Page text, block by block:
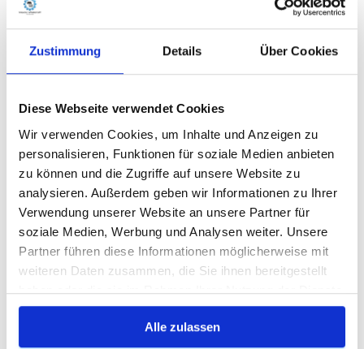
Zustimmung Details Über Cookies
Diese Webseite verwendet Cookies
Wir verwenden Cookies, um Inhalte und Anzeigen zu
personalisieren, Funktionen für soziale Medien anbieten
zu können und die Zugriffe auf unsere Website zu
analysieren. Außerdem geben wir Informationen zu Ihrer
Verwendung unserer Website an unsere Partner für
soziale Medien, Werbung und Analysen weiter. Unsere
Partner führen diese Informationen möglicherweise mit
weiteren Daten zusammen, die Sie ihnen bereitgestellt
haben oder die sie im Rahmen Ihrer Nutzung der Dienste
gesammelt haben.
Alle zulassen
Besetzungszeiten